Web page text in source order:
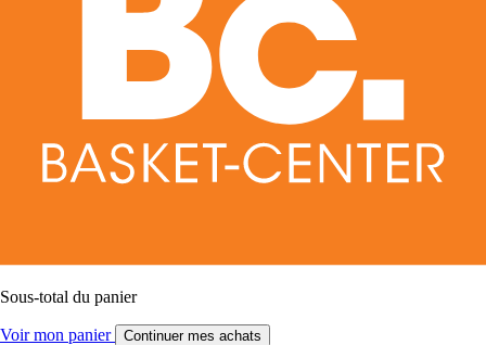
Sous-total du panier
Voir mon panier Continuer mes achats